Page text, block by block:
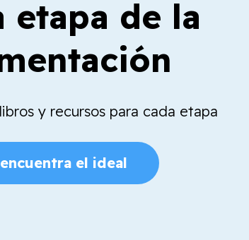
etapa de la
y recursos para cada etapa
encuentra el ideal